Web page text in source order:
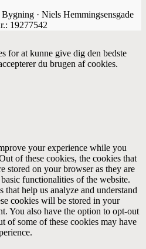
· Niels Hemmingsensgade
19277542
for at kunne give dig den bedste
du brugen af cookies.
your experience while you
of these cookies, the cookies that
stored on your browser as they are
functionalities of the website.
that help us analyze and understand
cookies will be stored in your
You also have the option to opt-out
of some of these cookies may have